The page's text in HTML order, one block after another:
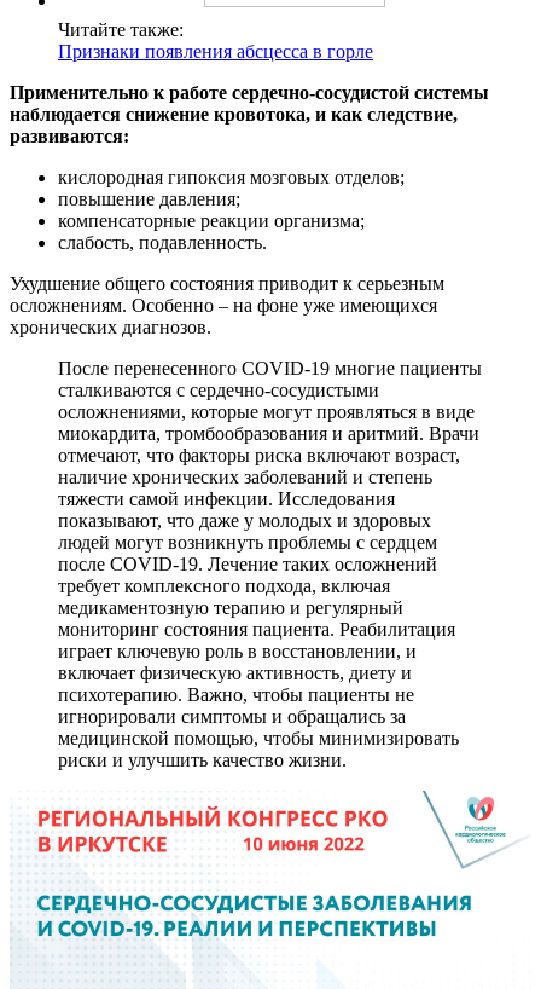
Читайте также:
Признаки появления абсцесса в горле
Применительно к работе сердечно-сосудистой системы
наблюдается снижение кровотока, и как следствие,
развиваются:
кислородная гипоксия мозговых отделов;
повышение давления;
компенсаторные реакции организма;
слабость, подавленность.
Ухудшение общего состояния приводит к серьезным
осложнениям. Особенно – на фоне уже имеющихся
хронических диагнозов.
После перенесенного COVID-19 многие пациенты
сталкиваются с сердечно-сосудистыми
осложнениями, которые могут проявляться в виде
миокардита, тромбообразования и аритмий. Врачи
отмечают, что факторы риска включают возраст,
наличие хронических заболеваний и степень
тяжести самой инфекции. Исследования
показывают, что даже у молодых и здоровых
людей могут возникнуть проблемы с сердцем
после COVID-19. Лечение таких осложнений
требует комплексного подхода, включая
медикаментозную терапию и регулярный
мониторинг состояния пациента. Реабилитация
играет ключевую роль в восстановлении, и
включает физическую активность, диету и
психотерапию. Важно, чтобы пациенты не
игнорировали симптомы и обращались за
медицинской помощью, чтобы минимизировать
риски и улучшить качество жизни.